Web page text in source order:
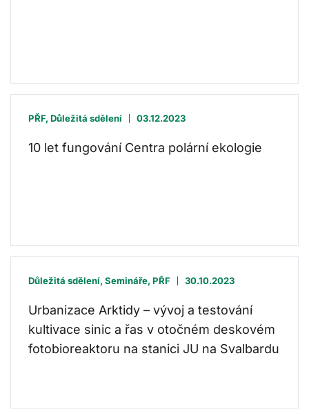
PŘF, Důležitá sdělení 03.12.2023
10 let fungování Centra polární ekologie
Důležitá sdělení, Semináře, PŘF 30.10.2023
Urbanizace Arktidy – vývoj a testování
kultivace sinic a řas v otočném deskovém
fotobioreaktoru na stanici JU na Svalbardu